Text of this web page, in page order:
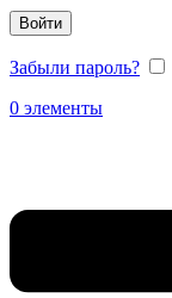
Войти
Забыли пароль?
0 элементы